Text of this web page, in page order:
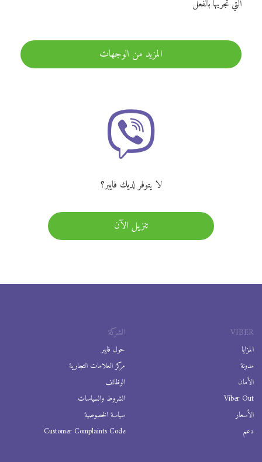
التي تجريها بالفعل
المزيد من الوجهات
لا يتوفر لديك فايبر؟
تنزيل الآن
VIBER
المزايا
مدونة
الأمان
Viber Out
الأسعار
دعم
الشركة
حول فايبر
مركز العلامات التجارية
الوظائف
الشروط والسياسات
سياسة الخصوصية
Customer Complaints Code